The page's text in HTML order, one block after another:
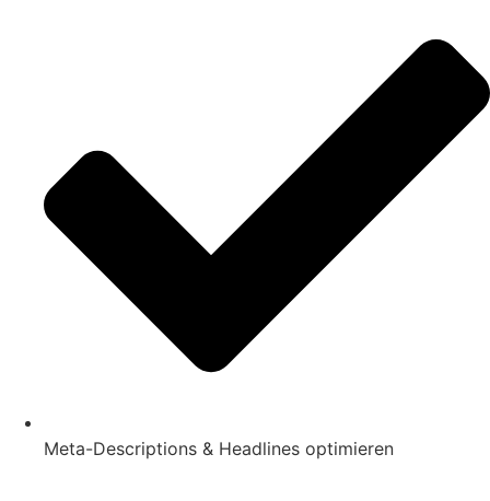
Meta-Descriptions & Headlines optimieren